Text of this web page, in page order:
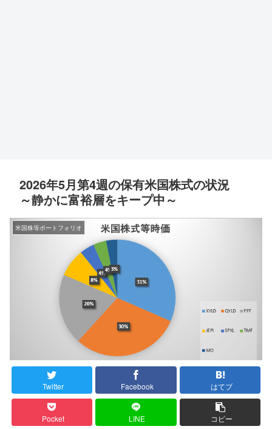
2026年5月第4週の保有米国株式の状況
～静かに富裕層をキープ中～
米国株等ポートフォリオ
Twitter Facebook はてブ
Pocket LINE コピー